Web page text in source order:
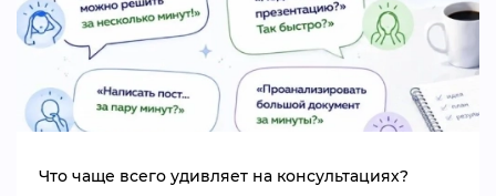
Что чаще всего удивляет на консультациях?